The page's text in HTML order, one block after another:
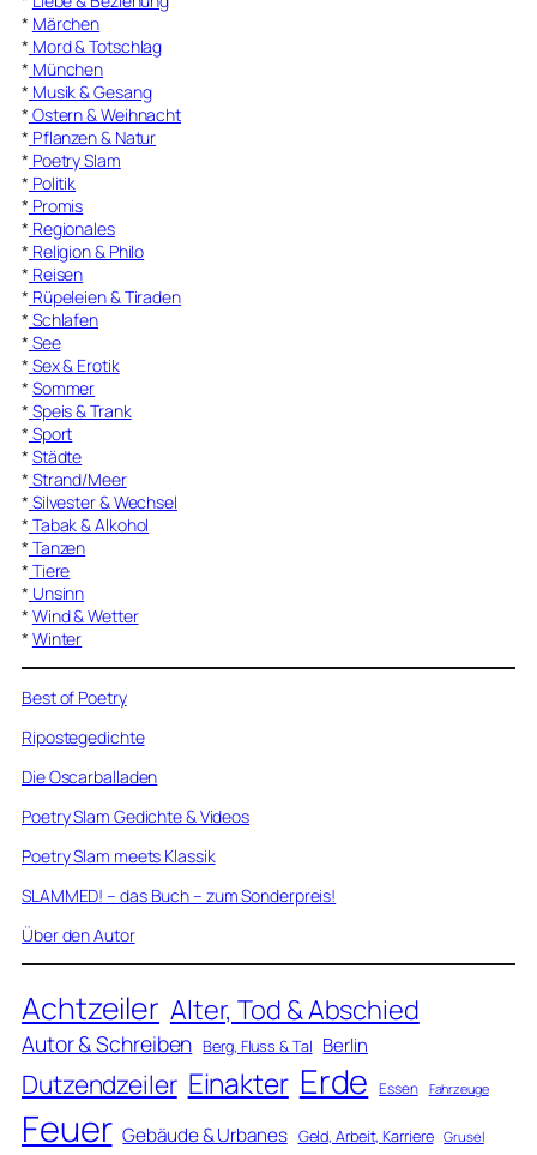
* Märchen
* Mord & Totschlag
* München
* Musik & Gesang
* Ostern & Weihnacht
* Pflanzen & Natur
* Poetry Slam
* Politik
* Promis
* Regionales
* Religion & Philo
* Reisen
* Rüpeleien & Tiraden
* Schlafen
* See
* Sex & Erotik
* Sommer
* Speis & Trank
* Sport
* Städte
* Strand/Meer
* Silvester & Wechsel
* Tabak & Alkohol
* Tanzen
* Tiere
* Unsinn
* Wind & Wetter
* Winter
Best of Poetry
Ripostegedichte
Die Oscarballaden
Poetry Slam Gedichte & Videos
Poetry Slam meets Klassik
SLAMMED! – das Buch – zum Sonderpreis!
Über den Autor
Achtzeiler Alter, Tod & Abschied
Autor & Schreiben Berg, Fluss & Tal Berlin
Dutzendzeiler Einakter Erde Essen Fahrzeuge
Feuer Gebäude & Urbanes Geld, Arbeit, Karriere Grusel